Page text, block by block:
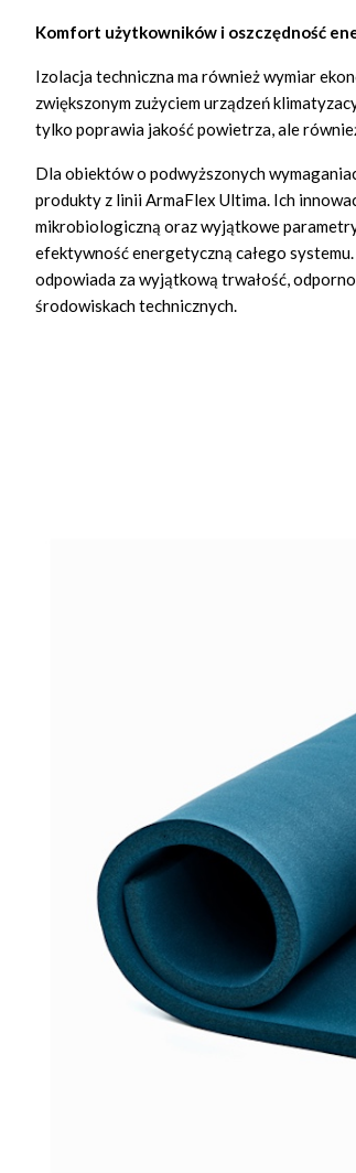
Komfort użytkowników i oszczędność
Izolacja techniczna ma również wymiar
zwiększonym zużyciem urządzeń
tylko poprawia jakość powietrza, ale
Dla obiektów o podwyższonych
produkty z linii ArmaFlex Ultima. Ich
mikrobiologiczną oraz wyjątkowe
efektywność energetyczną całego
odpowiada za wyjątkową trwałość,
środowiskach technicznych.